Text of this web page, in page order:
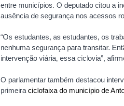
entre municípios. O deputado citou a
ausência de segurança nos acessos
“Os estudantes, as estudantes, os
nenhuma segurança para transitar.
intervenção viária, essa ciclovia”,
O parlamentar também destacou
primeira ciclofaixa do município de